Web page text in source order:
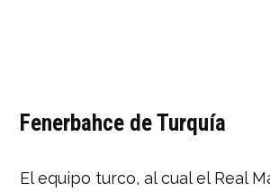
Fenerbahce de Turquía
El equipo turco, al cual el Real